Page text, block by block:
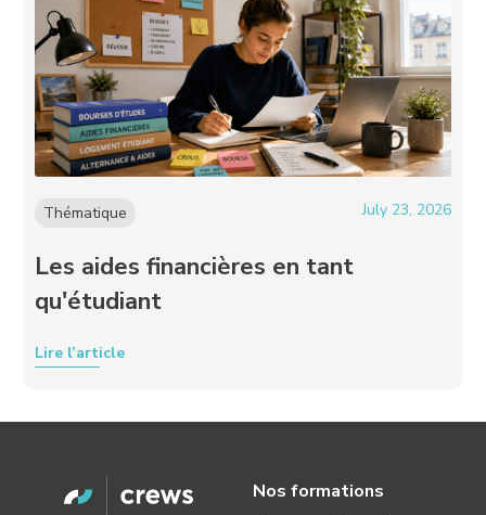
Thématique July 23, 2026
Les aides financières en tant
qu'étudiant
Lire l’article
Nos formations